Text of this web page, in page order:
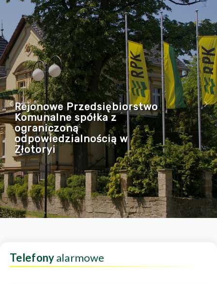
Rejonowe Przedsiębiorstwo
Komunalne spółka z
ograniczoną
odpowiedzialnością w
Złotoryi
Telefonyalarmowe